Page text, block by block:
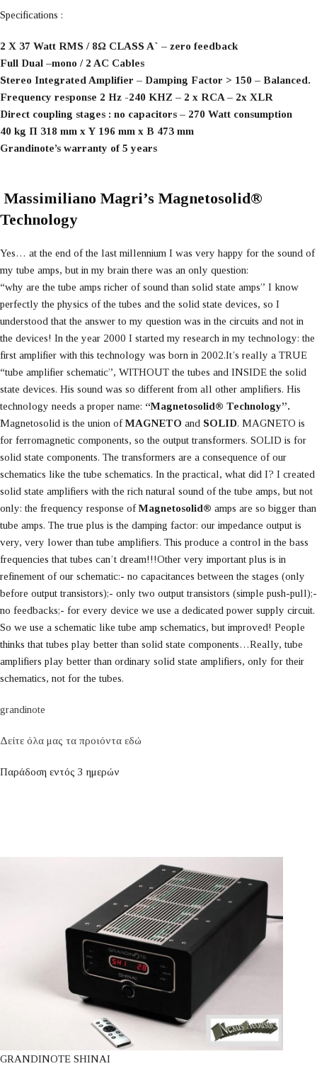
Specifications :
2 X 37 Watt RMS / 8Ω CLASS A` – zero feedback
Full Dual –mono / 2 AC Cables
Stereo Integrated Amplifier – Damping Factor > 150 – Balanced.
Frequency response 2 Hz -240 KHZ – 2 x RCA – 2x XLR
Direct coupling stages : no capacitors – 270 Watt consumption
40 kg Π 318 mm x Υ 196 mm x Β 473 mm
Grandinote’s warranty of 5 years
Massimiliano Magri’s Magnetosolid®
Technology
Yes… at the end of the last millennium I was very happy for the sound of
my tube amps, but in my brain there was an only question:
“why are the tube amps richer of sound than solid state amps” I know
perfectly the physics of the tubes and the solid state devices, so I
understood that the answer to my question was in the circuits and not in
the devices! In the year 2000 I started my research in my technology: the
first amplifier with this technology was born in 2002.It’s really a TRUE
“tube amplifier schematic”, WITHOUT the tubes and INSIDE the solid
state devices. His sound was so different from all other amplifiers. His
technology needs a proper name: “Magnetosolid® Technology”.
Magnetosolid is the union ofMAGNETO and SOLID. MAGNETO is
for ferromagnetic components, so the output transformers. SOLID is for
solid state components. The transformers are a consequence of our
schematics like the tube schematics. In the practical, what did I? I created
solid state amplifiers with the rich natural sound of the tube amps, but not
only: the frequency response ofMagnetosolid® amps are so bigger than
tube amps. The true plus is the damping factor: our impedance output is
very, very lower than tube amplifiers. This produce a control in the bass
frequencies that tubes can’t dream!!!Other very important plus is in
refinement of our schematic:- no capacitances between the stages (only
before output transistors);- only two output transistors (simple push-pull);-
no feedbacks;- for every device we use a dedicated power supply circuit.
So we use a schematic like tube amp schematics, but improved! People
thinks that tubes play better than solid state components…Really, tube
amplifiers play better than ordinary solid state amplifiers, only for their
schematics, not for the tubes.
grandinote
Δείτε όλα μας τα προιόντα εδώ
Παράδοση εντός 3 ημερών
GRANDINOTE SHINAI